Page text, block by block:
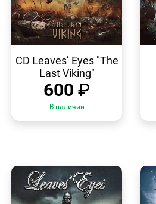
ПРОСМОТР
CD Leaves’ Eyes "The
Last Viking"
600 ₽
В наличии